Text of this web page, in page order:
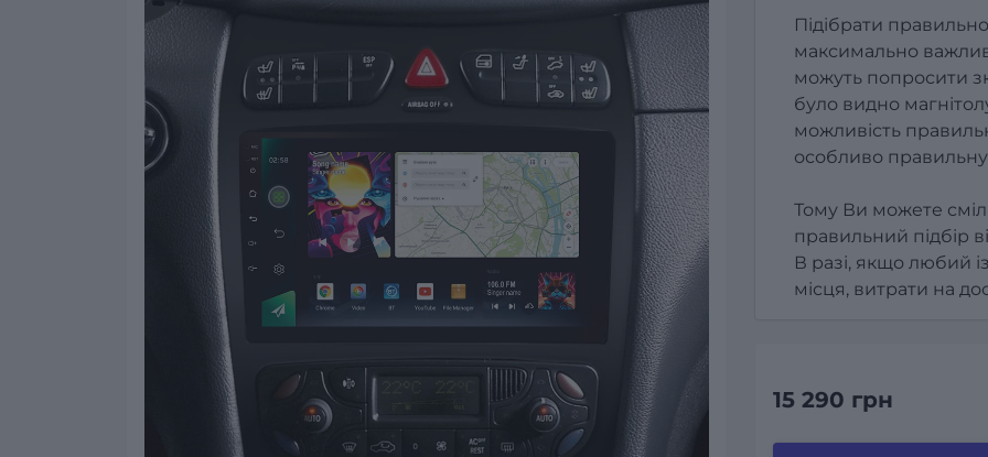
Підібрати
максимально
можуть попросити
було видно
можливість
особливо
Тому Ви можете
правильний підбір
В разі, якщо любий
місця, витрати на
15 290 грн